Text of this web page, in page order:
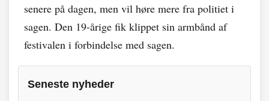
senere på dagen, men vil høre mere fra politiet i
sagen. Den 19-årige fik klippet sin armbånd af
festivalen i forbindelse med sagen.
Seneste nyheder